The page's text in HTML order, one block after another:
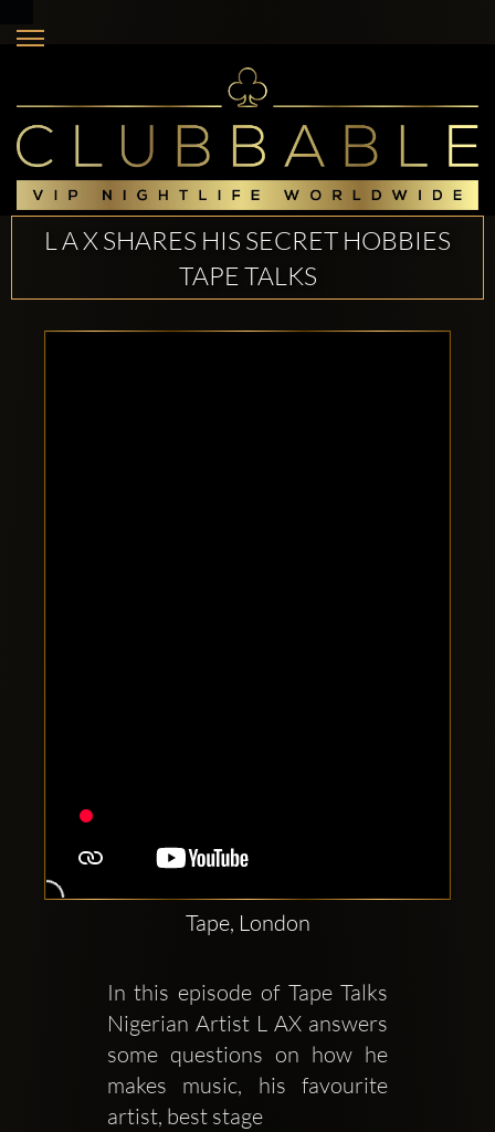
Clubbable:
L A X SHARES HIS SECRET HOBBIES
TAPE TALKS
Tape, London
In this episode of Tape Talks
Nigerian Artist L AX answers
some questions on how he
makes music, his favourite
artist, best stage